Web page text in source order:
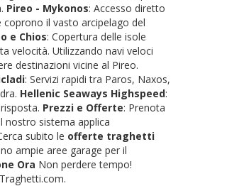
Pireo - Mykonos: Accesso diretto
il vasto arcipelago del
e Chios: Copertura delle isole
velocità. Utilizzando navi veloci
destinazioni vicine al Pireo.
: Servizi rapidi tra Paros, Naxos,
Hellenic Seaways Highspeed:
Prezzi e Offerte: Prenota
nostro sistema applica
subito le offerte traghetti
ampie aree garage per il
Ora Non perdere tempo!